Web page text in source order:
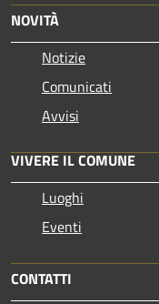
NOVITÀ
Notizie
Comunicati
Avvisi
VIVERE IL COMUNE
Luoghi
Eventi
CONTATTI